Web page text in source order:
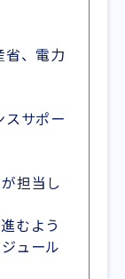
、電力
サポー
担当し
むよう
ュール